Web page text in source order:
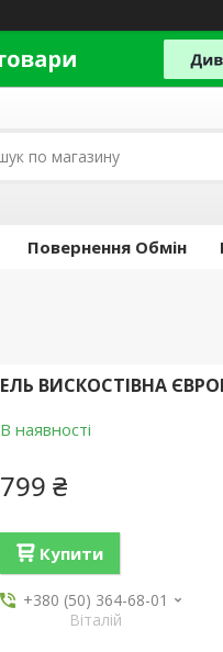
Повернення Обмін
ЕЛЬ ВИСКОСТІВНА
В наявності
799 ₴
Купити
+380 (50) 364-68-01
Віталій